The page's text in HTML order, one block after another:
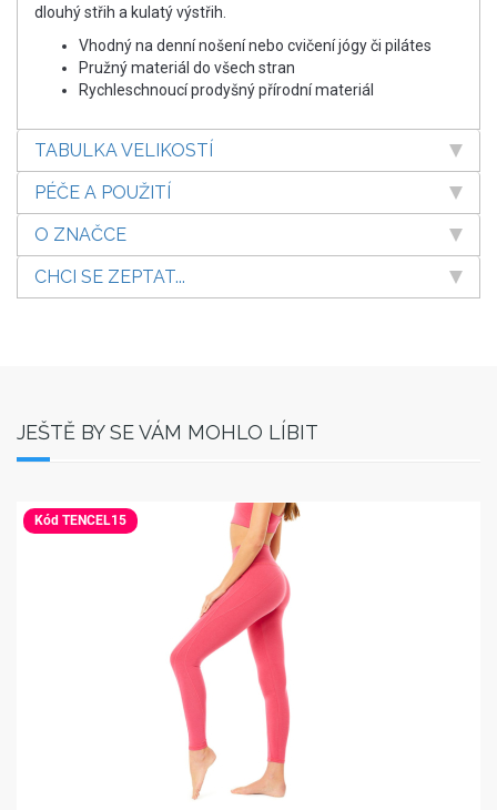
dlouhý střih a kulatý výstřih.
Vhodný na denní nošení nebo cvičení jógy či pilátes
Pružný materiál do všech stran
Rychleschnoucí prodyšný přírodní materiál
TABULKA VELIKOSTÍ
PÉČE A POUŽITÍ
O ZNAČCE
CHCI SE ZEPTAT...
JEŠTĚ BY SE VÁM MOHLO LÍBIT
Kód TENCEL15